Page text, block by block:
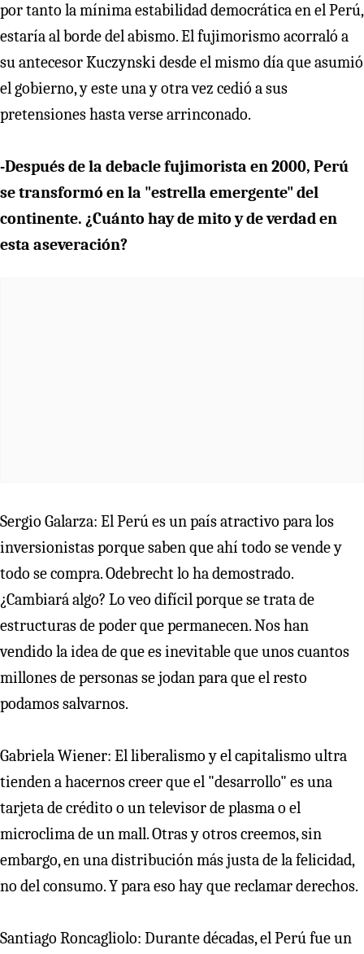
por tanto la mínima estabilidad democrática en el Perú,
estaría al borde del abismo. El fujimorismo acorraló a
su antecesor Kuczynski desde el mismo día que asumió
el gobierno, y este una y otra vez cedió a sus
pretensiones hasta verse arrinconado.
-Después de la debacle fujimorista en 2000, Perú
se transformó en la "estrella emergente" del
continente. ¿Cuánto hay de mito y de verdad en
esta aseveración?
Sergio Galarza: El Perú es un país atractivo para los
inversionistas porque saben que ahí todo se vende y
todo se compra. Odebrecht lo ha demostrado.
¿Cambiará algo? Lo veo difícil porque se trata de
estructuras de poder que permanecen. Nos han
vendido la idea de que es inevitable que unos cuantos
millones de personas se jodan para que el resto
podamos salvarnos.
Gabriela Wiener: El liberalismo y el capitalismo ultra
tienden a hacernos creer que el "desarrollo" es una
tarjeta de crédito o un televisor de plasma o el
microclima de un mall. Otras y otros creemos, sin
embargo, en una distribución más justa de la felicidad,
no del consumo. Y para eso hay que reclamar derechos.
Santiago Roncagliolo: Durante décadas, el Perú fue un